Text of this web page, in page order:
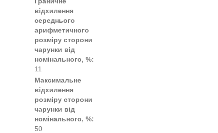
відхилення
середнього
арифметичного
розміру сторони
чарунки від
номінального, %:
11
Максимальне
відхилення
розміру сторони
чарунки від
номінального, %:
50